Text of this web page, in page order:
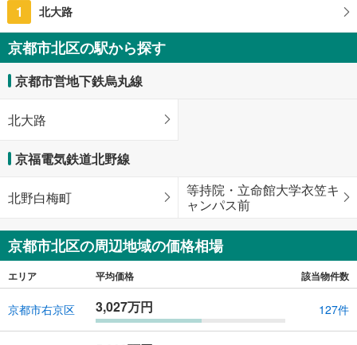
1 北大路
京都市北区の駅から探す
京都市営地下鉄烏丸線
北大路
京福電気鉄道北野線
北野白梅町
等持院・立命館大学衣笠キ
ャンパス前
京都市北区の周辺地域の価格相場
エリア 平均価格 該当物件数
京都市右京区 3,027万円 127件